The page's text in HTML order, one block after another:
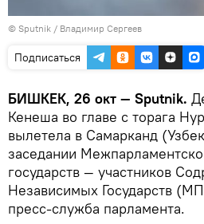
© Sputnik / Владимир Сергеев
Подписаться
БИШКЕК, 26 окт — Sputnik.
Кенеша во главе с торага
вылетела в Самарканд
заседании
государств — участников
Независимых Государств
пресс-служба парламента.